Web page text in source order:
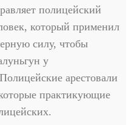
полицейский
который применил
силу, чтобы
у
арестовали
практикующие